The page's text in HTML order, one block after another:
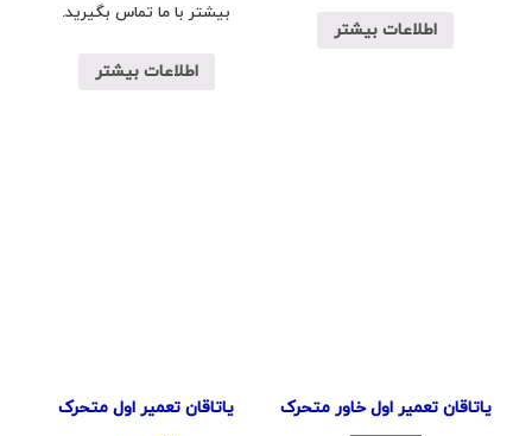
اطلاعات بیشتر
بیشتر با ما تماس بگیرید.
اطلاعات بیشتر
یاتاقان تعمیر اول خاور متحرک
یاتاقان تعمیر اول متحرک